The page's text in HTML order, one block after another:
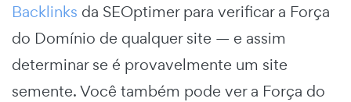
Backlinks da SEOptimer para verificar a Força
do Domínio de qualquer site — e assim
determinar se é provavelmente um site
semente. Você também pode ver a Força do